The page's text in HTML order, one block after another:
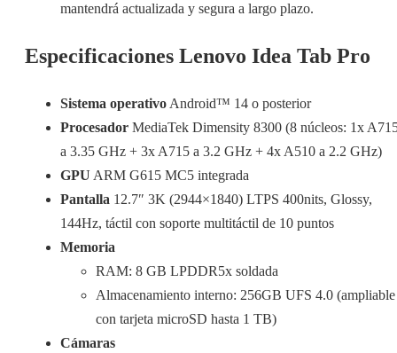
mantendrá actualizada y segura a largo plazo.
Especificaciones Lenovo Idea Tab Pro
Sistema operativo Android™ 14 o posterior
Procesador MediaTek Dimensity 8300 (8 núcleos: 1x
a 3.35 GHz + 3x A715 a 3.2 GHz + 4x A510 a 2.2 GHz)
GPU ARM G615 MC5 integrada
Pantalla 12.7″ 3K (2944×1840) LTPS 400nits, Glossy,
144Hz, táctil con soporte multitáctil de 10 puntos
Memoria
RAM: 8 GB LPDDR5x soldada
Almacenamiento interno: 256GB UFS 4.0 (ampliable
con tarjeta microSD hasta 1 TB)
Cámaras